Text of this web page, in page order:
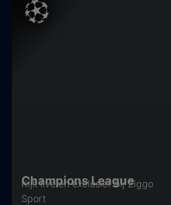
Champions League
Kijk live en exclusief bij Ziggo
Sport